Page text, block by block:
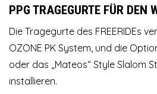
PPG TRAGEGURTE FÜR DEN
Die Tragegurte des FREERIDEs
OZONE PK System, und die
oder das „Mateos“ Style Slalom
installieren.